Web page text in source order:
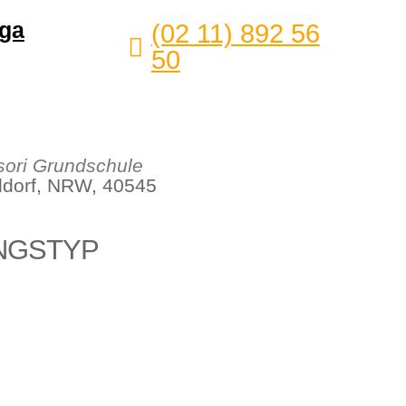
(02 11) 892 56
50
Grundschule
NRW, 40545